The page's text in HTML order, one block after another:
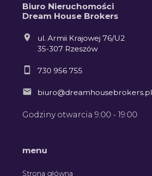
Biuro Nieruchomości
Dream House Brokers
ul. Armii Krajowej 76/U2
35-307 Rzeszów
730 956 755
biuro@dreamhousebrokers.pl
Godziny otwarcia 9:00 - 19:00
menu
Strona główna